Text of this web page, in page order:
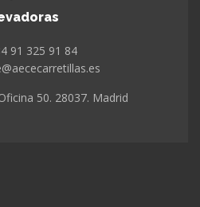
91 325 91 84
50. 28037. Madrid